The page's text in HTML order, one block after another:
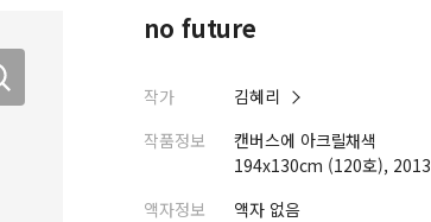
no future
작가
김혜리
작품정보
캔버스에 아크릴채색
194x130cm (120호), 2013
액자정보
액자 없음